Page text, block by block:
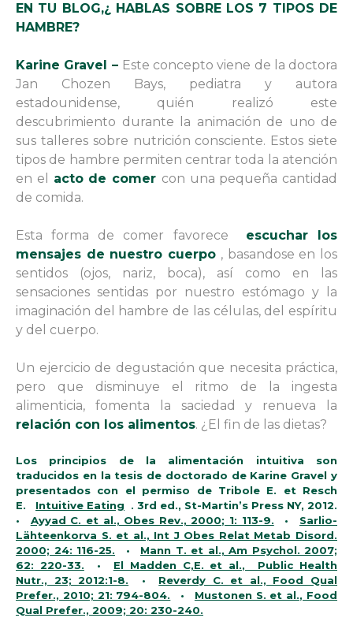
EN TU BLOG,¿ HABLAS SOBRE LOS 7 TIPOS DE
HAMBRE?
Karine Gravel – Este concepto viene de la doctora
Jan Chozen Bays, pediatra y autora
estadounidense, quién realizó este
descubrimiento durante la animación de uno de
sus talleres sobre nutrición consciente. Estos siete
tipos de hambre permiten centrar toda la atención
en el acto de comer con una pequeña cantidad
de comida.
Esta forma de comer favorece escuchar los
mensajes de nuestro cuerpo , basandose en los
sentidos (ojos, nariz, boca), así como en las
sensaciones sentidas por nuestro estómago y la
imaginación del hambre de las células, del espíritu
y del cuerpo.
Un ejercicio de degustación que necesita práctica,
pero que disminuye el ritmo de la ingesta
alimenticia, fomenta la saciedad y renueva la
relación con los alimentos. ¿El fin de las dietas?
Los principios de la alimentación intuitiva son
traducidos en la tesis de doctorado de Karine Gravel y
presentados con el permiso de Tribole E. et Resch
E.
Intuitive Eating
. 3rd ed., St-Martin’s Press NY, 2012.
•
Ayyad C. et al., Obes Rev., 2000; 1: 113-9. •
Sarlio-
Lähteenkorva S. et al., Int J Obes Relat Metab Disord.
2000; 24: 116-25.
•
Mann T. et al., Am Psychol. 2007;
62: 220-33.
•
El Madden C,E. et al., Public Health
Nutr., 23; 2012:1-8.
•
Reverdy C. et al., Food Qual
Prefer., 2010; 21: 794-804.
•
Mustonen S. et al., Food
Qual Prefer., 2009; 20: 230-240.